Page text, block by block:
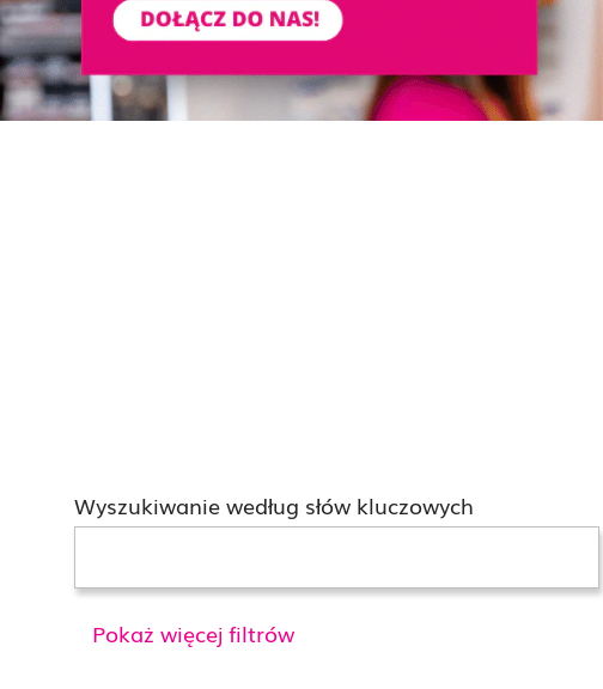
Wyszukiwanie według słów kluczowych
Pokaż więcej filtrów